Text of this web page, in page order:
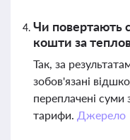
Чи повертають
кошти за
Так, за
зобов'язані
переплачені суми
тарифи. Джерело